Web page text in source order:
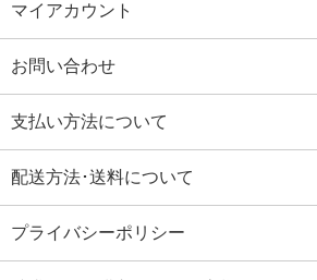
マイアカウント
お問い合わせ
支払い方法について
配送方法･送料について
プライバシーポリシー